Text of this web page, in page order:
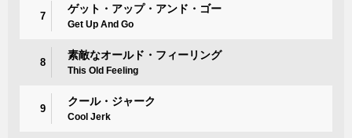
7
ゲット・アップ・アンド・ゴー
Get Up And Go
8
素敵なオールド・フィーリング
This Old Feeling
9
クール・ジャーク
Cool Jerk